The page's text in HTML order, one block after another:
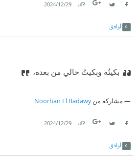
29‏/12‏/2024
أوافق
بكيتُه وبكيتُ حالي من بعده،
مشاركة منNoorhan El Badawy
29‏/12‏/2024
أوافق